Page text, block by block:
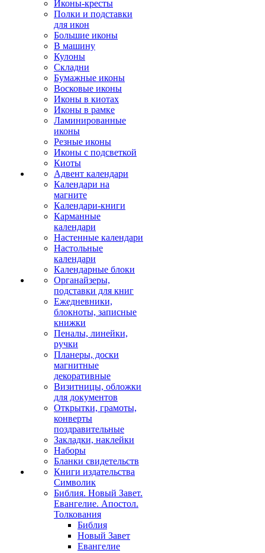
Иконы-кресты
Полки и подставки
для икон
Большие иконы
В машину
Кулоны
Складни
Бумажные иконы
Восковые иконы
Иконы в киотах
Иконы в рамке
Ламинированные
иконы
Резные иконы
Иконы с подсветкой
Киоты
Адвент календари
Календари на
магните
Календари-книги
Карманные
календари
Настенные календари
Настольные
календари
Календарные блоки
Органайзеры,
подставки для книг
Ежедневники,
блокноты, записные
книжки
Пеналы, линейки,
ручки
Планеры, доски
магнитные
декоративные
Визитницы, обложки
для документов
Открытки, грамоты,
конверты
поздравительные
Закладки, наклейки
Наборы
Бланки свидетельств
Книги издательства
Символик
Библия. Новый Завет.
Евангелие. Апостол.
Толкования
Библия
Новый Завет
Евангелие